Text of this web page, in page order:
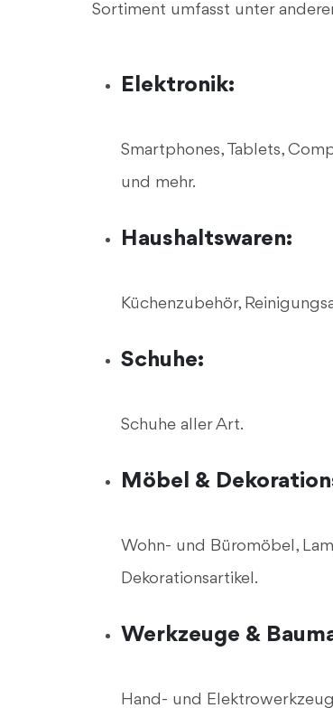
Sortiment umfasst unter
Elektronik:
Smartphones, Tablets,
und mehr.
Haushaltswaren:
Küchenzubehör,
Schuhe:
Schuhe aller Art.
Möbel &
Wohn- und Büromöbel,
Dekorationsartikel.
Werkzeuge &
Hand- und